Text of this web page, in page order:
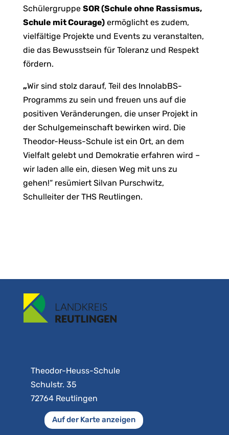
Schülergruppe SOR (Schule ohne Rassismus,
Schule mit Courage)ermöglicht es zudem,
vielfältige Projekte und Events zu veranstalten,
die das Bewusstsein für Toleranz und Respekt
fördern.
„Wir sind stolz darauf, Teil des InnolabBS-
Programms zu sein und freuen uns auf die
positiven Veränderungen, die unser Projekt in
der Schulgemeinschaft bewirken wird. Die
Theodor-Heuss-Schule ist ein Ort, an dem
Vielfalt gelebt und Demokratie erfahren wird –
wir laden alle ein, diesen Weg mit uns zu
gehen!“ resümiert Silvan Purschwitz,
Schulleiter der THS Reutlingen.
Theodor-Heuss-Schule
Schulstr. 35
72764 Reutlingen
Auf der Karte anzeigen